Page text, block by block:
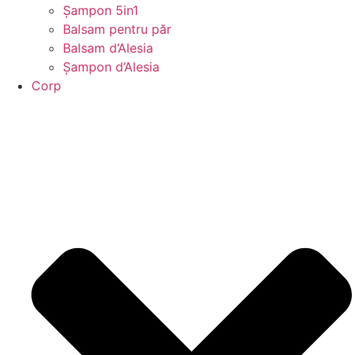
Șampon 5in1
Balsam pentru păr
Balsam d’Alesia
Șampon d’Alesia
Corp